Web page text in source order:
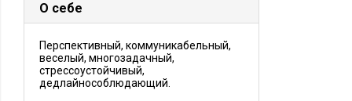
О себе
Перспективный, коммуникабельный,
веселый, многозадачный,
стрессоустойчивый,
дедлайнособлюдающий.